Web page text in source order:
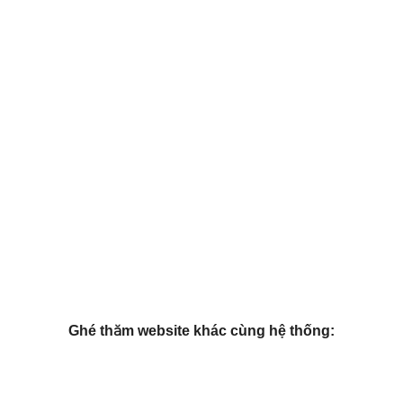
Ghé thăm website khác cùng hệ thống: